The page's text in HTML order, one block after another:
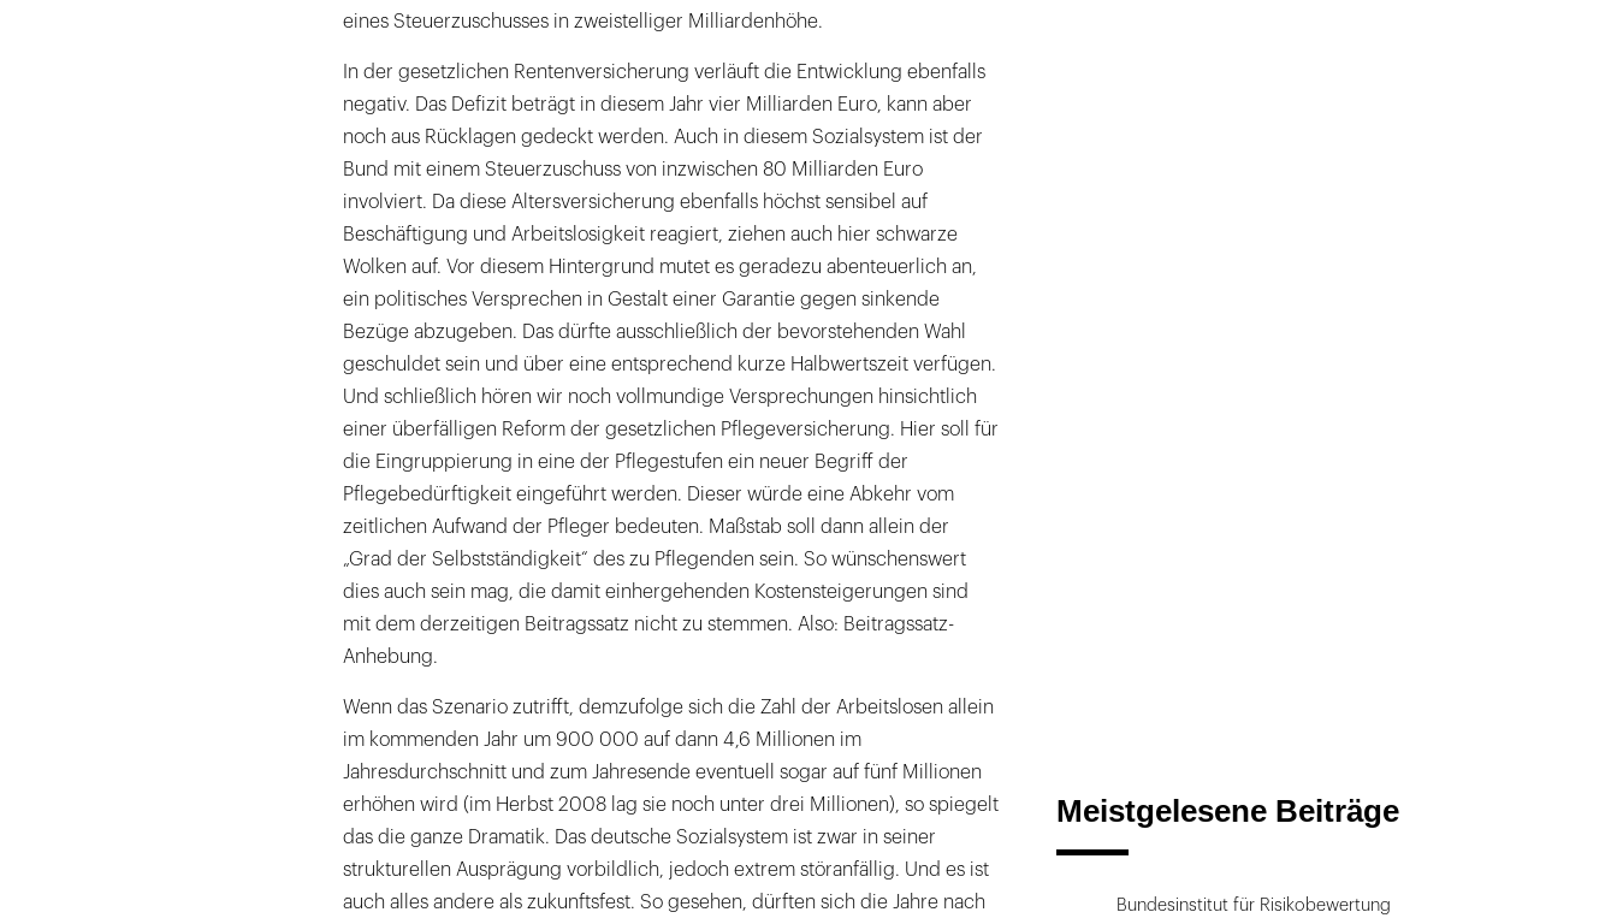
eines Steuerzuschusses in zweistelliger Milliardenhöhe.
In der gesetzlichen Rentenversicherung verläuft die Entwicklung ebenfalls
negativ. Das Defizit beträgt in diesem Jahr vier Milliarden Euro, kann aber
noch aus Rücklagen gedeckt werden. Auch in diesem Sozialsystem ist der
Bund mit einem Steuerzuschuss von inzwischen 80 Milliarden Euro
involviert. Da diese Altersversicherung ebenfalls höchst sensibel auf
Beschäftigung und Arbeitslosigkeit reagiert, ziehen auch hier schwarze
Wolken auf. Vor diesem Hintergrund mutet es geradezu abenteuerlich an,
ein politisches Versprechen in Gestalt einer Garantie gegen sinkende
Bezüge abzugeben. Das dürfte ausschließlich der bevorstehenden Wahl
geschuldet sein und über eine entsprechend kurze Halbwertszeit verfügen.
Und schließlich hören wir noch vollmundige Versprechungen hinsichtlich
einer überfälligen Reform der gesetzlichen Pflegeversicherung. Hier soll für
die Eingruppierung in eine der Pflegestufen ein neuer Begriff der
Pflegebedürftigkeit eingeführt werden. Dieser würde eine Abkehr vom
zeitlichen Aufwand der Pfleger bedeuten. Maßstab soll dann allein der
„Grad der Selbstständigkeit“ des zu Pflegenden sein. So wünschenswert
dies auch sein mag, die damit einhergehenden Kostensteigerungen sind
mit dem derzeitigen Beitragssatz nicht zu stemmen. Also: Beitragssatz-
Anhebung.
Wenn das Szenario zutrifft, demzufolge sich die Zahl der Arbeitslosen allein
im kommenden Jahr um 900 000 auf dann 4,6 Millionen im
Jahresdurchschnitt und zum Jahresende eventuell sogar auf fünf Millionen
erhöhen wird (im Herbst 2008 lag sie noch unter drei Millionen), so spiegelt
das die ganze Dramatik. Das deutsche Sozialsystem ist zwar in seiner
strukturellen Ausprägung vorbildlich, jedoch extrem störanfällig. Und es ist
auch alles andere als zukunftsfest. So gesehen, dürften sich die Jahre nach
Meistgelesene Beiträge
Bundesinstitut für Risikobewertung